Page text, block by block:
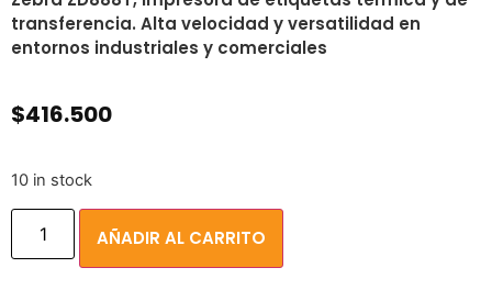
transferencia. Alta velocidad y versatilidad en
entornos industriales y comerciales
$416.500
10 in stock
AÑADIR AL CARRITO